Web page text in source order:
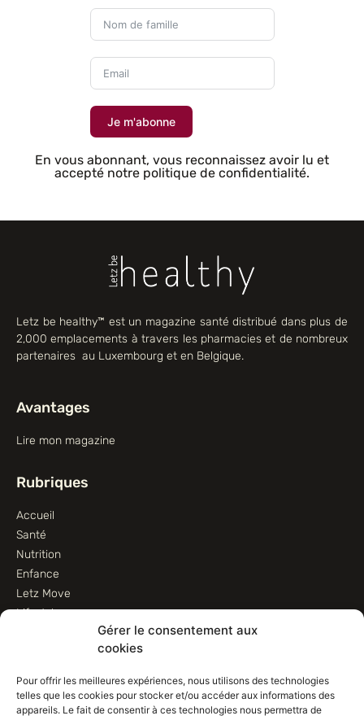
Gérer le consentement aux
cookies
Pour offrir les meilleures expériences, nous utilisons des technologies
telles que les cookies pour stocker et/ou accéder aux informations des
appareils. Le fait de consentir à ces technologies nous permettra de
Je m'abonne
En vous abonnant, vous reconnaissez avoir lu et
accepté notre politique de confidentialité.
Letz be healthy™ est un magazine santé distribué dans plus de
2,000 emplacements à travers les pharmacies et de nombreux
partenaires au Luxembourg et en Belgique.
Avantages
Lire mon magazine
Rubriques
Accueil
Santé
Nutrition
Enfance
Letz Move
Lifestyle
Informations
Contactez-nous